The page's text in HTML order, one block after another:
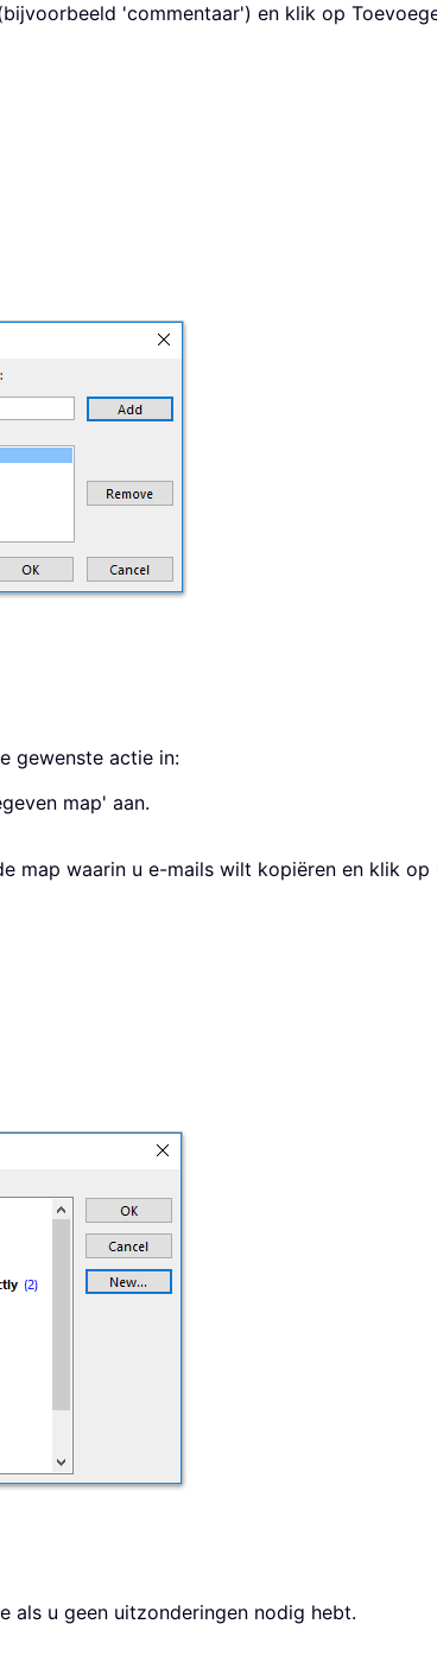
'commentaar') en klik op
gewenste actie in:
map' aan.
map waarin u e-mails wilt kopiëren en klik op
als u geen uitzonderingen nodig hebt.